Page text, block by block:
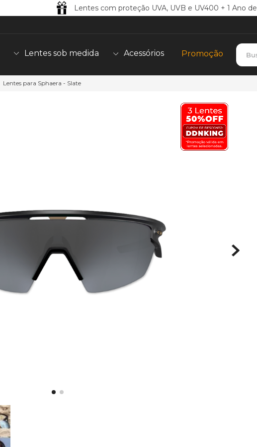
Lentes com proteção UVA, UVB e UV400 + 1 Ano
Lentes sob medida Acessórios Promoção
Lentes para Sphaera - Slate
8º gasket
parafusos
gascan